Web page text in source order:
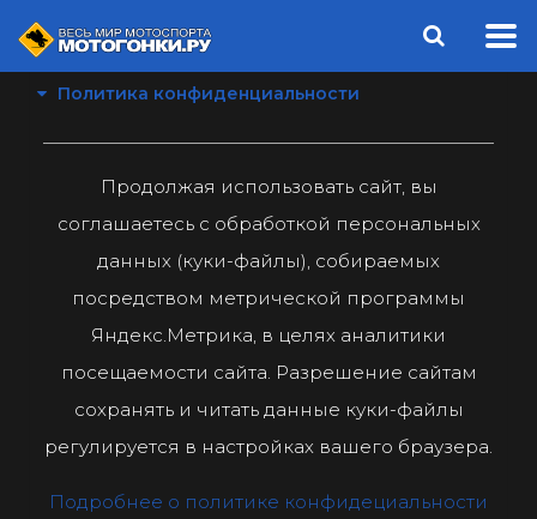
Политика конфиденциальности
Продолжая использовать сайт, вы
соглашаетесь с обработкой персональных
данных (куки-файлы), собираемых
посредством метрической программы
Яндекс.Метрика, в целях аналитики
посещаемости сайта. Разрешение сайтам
сохранять и читать данные куки-файлы
регулируется в настройках вашего браузера.
Подробнее о политике конфидециальности